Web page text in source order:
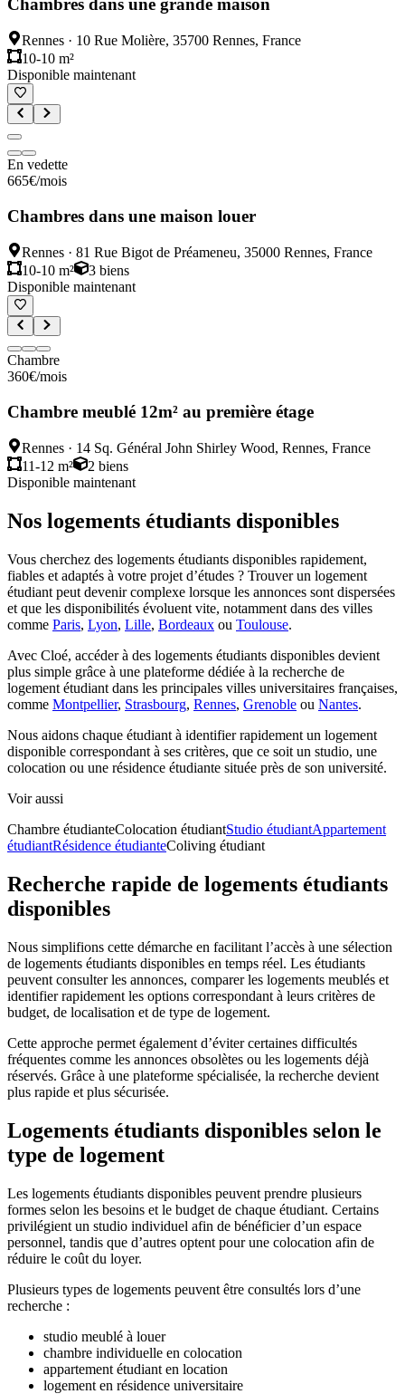
Rennes · 10 Rue Molière, 35700 Rennes, France
10-10 m²
Disponible maintenant
En vedette
665€/mois
Chambres dans une maison louer
Rennes · 81 Rue Bigot de Préameneu, 35000 Rennes, France
10-10 m²
3 biens
Disponible maintenant
Chambre
360€/mois
Chambre meublé 12m² au première étage
Rennes · 14 Sq. Général John Shirley Wood, Rennes, France
11-12 m²
2 biens
Disponible maintenant
Nos logements étudiants disponibles
Vous cherchez des logements étudiants disponibles rapidement,
fiables et adaptés à votre projet d’études ? Trouver un logement
étudiant peut devenir complexe lorsque les annonces sont dispersées
et que les disponibilités évoluent vite, notamment dans des villes
comme Paris, Lyon, Lille, Bordeaux ou Toulouse.
Avec Cloé, accéder à des logements étudiants disponibles devient
plus simple grâce à une plateforme dédiée à la recherche de
logement étudiant dans les principales villes universitaires françaises,
comme Montpellier, Strasbourg, Rennes, Grenoble ou Nantes.
Nous aidons chaque étudiant à identifier rapidement un logement
disponible correspondant à ses critères, que ce soit un studio, une
colocation ou une résidence étudiante située près de son université.
Voir aussi
Chambre étudianteColocation étudiantStudio étudiantAppartement
étudiantRésidence étudianteColiving étudiant
Recherche rapide de logements étudiants
disponibles
Nous simplifions cette démarche en facilitant l’accès à une sélection
de logements étudiants disponibles en temps réel. Les étudiants
peuvent consulter les annonces, comparer les logements meublés et
identifier rapidement les options correspondant à leurs critères de
budget, de localisation et de type de logement.
Cette approche permet également d’éviter certaines difficultés
fréquentes comme les annonces obsolètes ou les logements déjà
réservés. Grâce à une plateforme spécialisée, la recherche devient
plus rapide et plus sécurisée.
Logements étudiants disponibles selon le
type de logement
Les logements étudiants disponibles peuvent prendre plusieurs
formes selon les besoins et le budget de chaque étudiant. Certains
privilégient un studio individuel afin de bénéficier d’un espace
personnel, tandis que d’autres optent pour une colocation afin de
réduire le coût du loyer.
Plusieurs types de logements peuvent être consultés lors d’une
recherche :
studio meublé à louer
chambre individuelle en colocation
appartement étudiant en location
logement en résidence universitaire